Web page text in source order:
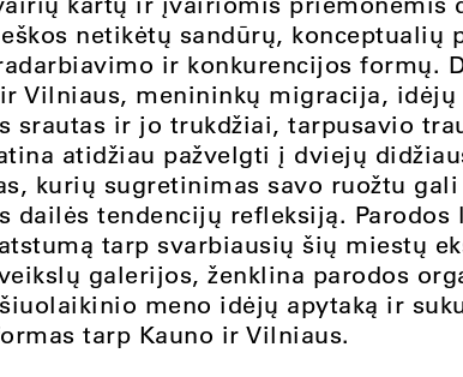
netikėtų sandūrų, konceptualių
ir konkurencijos formų.
Vilniaus, menininkų migracija,
srautas ir jo trukdžiai, tarpusavio
atidžiau pažvelgti į dviejų
kurių sugretinimas savo ruožtu
dailės tendencijų refleksiją. Parodos
tarp svarbiausių šių miestų
galerijos, ženklina parodos
meno idėjų apytaką ir
tarp Kauno ir Vilniaus.